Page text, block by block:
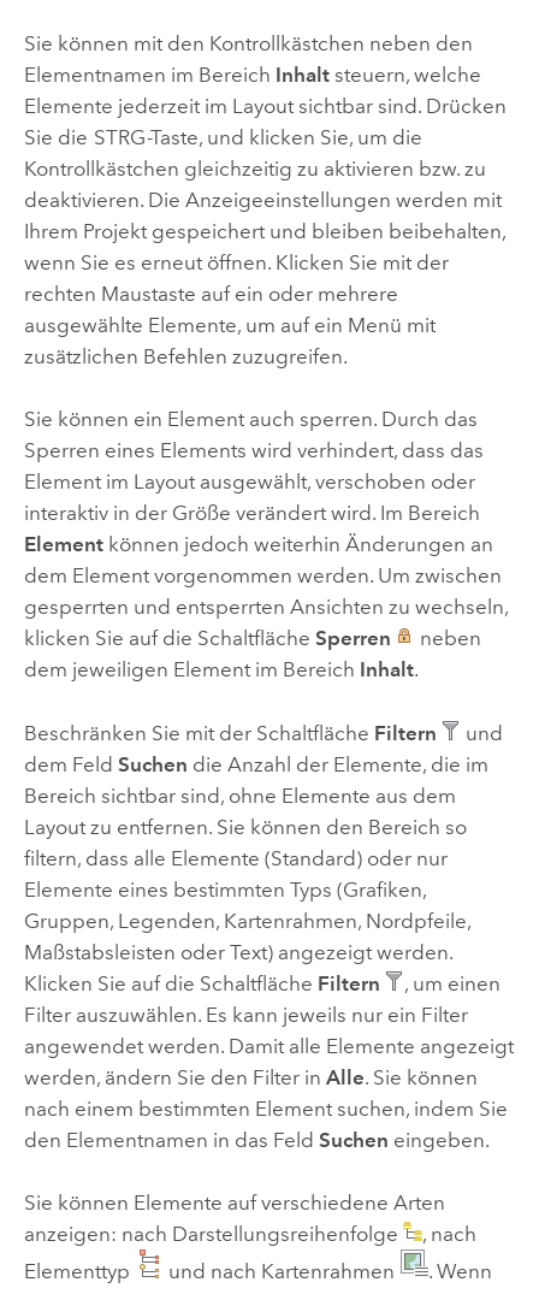
Sie können mit den Kontrollkästchen neben den
Elementnamen im Bereich Inhaltsteuern, welche
Elemente jederzeit im Layout sichtbar sind. Drücken
Sie die STRG-Taste, und klicken Sie, um die
Kontrollkästchen gleichzeitig zu aktivieren bzw. zu
deaktivieren. Die Anzeigeeinstellungen werden mit
Ihrem Projekt gespeichert und bleiben beibehalten,
wenn Sie es erneut öffnen. Klicken Sie mit der
rechten Maustaste auf ein oder mehrere
ausgewählte Elemente, um auf ein Menü mit
zusätzlichen Befehlen zuzugreifen.
Sie können ein Element auch sperren. Durch das
Sperren eines Elements wird verhindert, dass das
Element im Layout ausgewählt, verschoben oder
interaktiv in der Größe verändert wird. Im Bereich
Elementkönnen jedoch weiterhin Änderungen an
dem Element vorgenommen werden. Um zwischen
gesperrten und entsperrten Ansichten zu wechseln,
klicken Sie auf die Schaltfläche Sperren
neben
dem jeweiligen Element im Bereich Inhalt.
Beschränken Sie mit der Schaltfläche Filtern
und
dem Feld Suchen die Anzahl der Elemente, die im
Bereich sichtbar sind, ohne Elemente aus dem
Layout zu entfernen. Sie können den Bereich so
filtern, dass alle Elemente (Standard) oder nur
Elemente eines bestimmten Typs (Grafiken,
Gruppen, Legenden, Kartenrahmen, Nordpfeile,
Maßstabsleisten oder Text) angezeigt werden.
Klicken Sie auf die Schaltfläche Filtern
, um einen
Filter auszuwählen. Es kann jeweils nur ein Filter
angewendet werden. Damit alle Elemente angezeigt
werden, ändern Sie den Filter in Alle. Sie können
nach einem bestimmten Element suchen, indem Sie
den Elementnamen in das Feld Suchen eingeben.
Sie können Elemente auf verschiedene Arten
anzeigen: nach Darstellungsreihenfolge
, nach
Elementtyp
und nach Kartenrahmen
. Wenn